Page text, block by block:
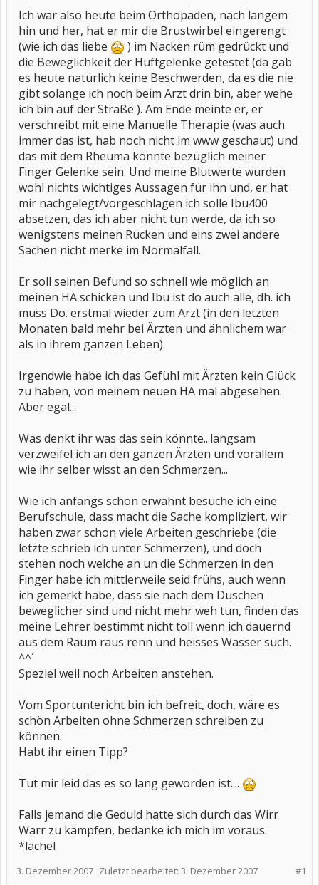
Ich war also heute beim Orthopäden, nach langem
hin und her, hat er mir die Brustwirbel eingerengt
(wie ich das liebe
) im Nacken rüm gedrückt und
die Beweglichkeit der Hüftgelenke getestet (da gab
es heute natürlich keine Beschwerden, da es die nie
gibt solange ich noch beim Arzt drin bin, aber wehe
ich bin auf der Straße ). Am Ende meinte er, er
verschreibt mit eine Manuelle Therapie (was auch
immer das ist, hab noch nicht im www geschaut) und
das mit dem Rheuma könnte bezüglich meiner
Finger Gelenke sein. Und meine Blutwerte würden
wohl nichts wichtiges Aussagen für ihn und, er hat
mir nachgelegt/vorgeschlagen ich solle Ibu400
absetzen, das ich aber nicht tun werde, da ich so
wenigstens meinen Rücken und eins zwei andere
Sachen nicht merke im Normalfall.
Er soll seinen Befund so schnell wie möglich an
meinen HA schicken und Ibu ist do auch alle, dh. ich
muss Do. erstmal wieder zum Arzt (in den letzten
Monaten bald mehr bei Ärzten und ähnlichem war
als in ihrem ganzen Leben).
Irgendwie habe ich das Gefühl mit Ärzten kein Glück
zu haben, von meinem neuen HA mal abgesehen.
Aber egal...
Was denkt ihr was das sein könnte...langsam
verzweifel ich an den ganzen Ärzten und vorallem
wie ihr selber wisst an den Schmerzen...
Wie ich anfangs schon erwähnt besuche ich eine
Berufschule, dass macht die Sache kompliziert, wir
haben zwar schon viele Arbeiten geschriebe (die
letzte schrieb ich unter Schmerzen), und doch
stehen noch welche an un die Schmerzen in den
Finger habe ich mittlerweile seid frühs, auch wenn
ich gemerkt habe, dass sie nach dem Duschen
beweglicher sind und nicht mehr weh tun, finden das
meine Lehrer bestimmt nicht toll wenn ich dauernd
aus dem Raum raus renn und heisses Wasser such.
^^´
Speziel weil noch Arbeiten anstehen.
Vom Sportuntericht bin ich befreit, doch, wäre es
schön Arbeiten ohne Schmerzen schreiben zu
können.
Habt ihr einen Tipp?
Tut mir leid das es so lang geworden ist....
Falls jemand die Geduld hatte sich durch das Wirr
Warr zu kämpfen, bedanke ich mich im voraus.
*lächel
#1
3. Dezember 2007 Zuletzt bearbeitet: 3. Dezember 2007